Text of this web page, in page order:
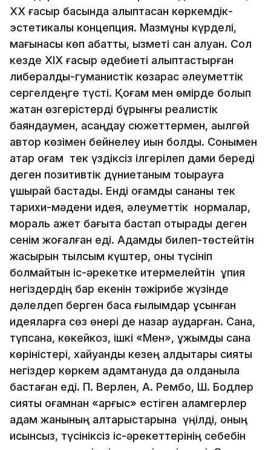
ХХ ғасыр басында қалыптасқан көркемдік-
эстетикалық концепция. Мазмұны күрделі,
мағынасы көп қабатты, қызметі сан алуан. Сол
кезде ХІХ ғасыр әдебиеті қалыптастырған
либералдық-гуманистік көзқарас әлеуметтік
сергелдеңге түсті. Қоғам мен өмірде болып
жатқан өзгерістерді бұрынғы реалистік
баяндаумен, қасаңдау сюжеттермен, ақылгөй
автор көзімен бейнелеу қиын болды. Сонымен
қатар қоғам тек үздіксіз ілгерілеп дами береді
деген позитивтік дүниетаным тоқырауға
ұшырай бастады. Енді қоғамдық сананы тек
тарихи-мәдени идея, әлеуметтік нормалар,
мораль қажет бағытқа бастап отырады деген
сенім жоғалған еді. Адамды билеп-төстейтін
жасырын тылсым күштер, оны түсініп
болмайтын іс-әрекетке итермелейтін құпия
негіздердің бар екенін тәжірибе жүзінде
дәлелдеп берген басқа ғылымдар ұсынған
идеяларға сөз өнері де назар аударған. Сана,
түпсана, көкейкоз, ішкі «Мен», ұжымдық сана
көріністері, хайуандық кезең қалдықтары сияқты
негіздер көркем адамтануда да қолданыла
бастаған еді. П. Верлен, А. Рембо, Ш. Бодлер
сияқты қоғамнан «қарғыс» естіген қаламгерлер
адам жанының қалтарыстарына үңілді, оның
қисынсыз, түсініксіз іс-әрекеттерінің себебін